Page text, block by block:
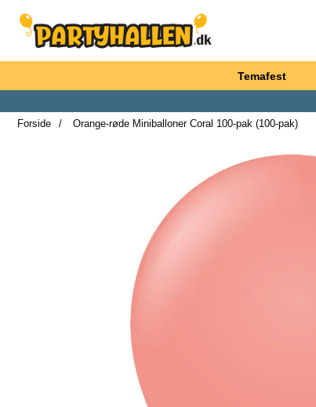
Startside for Partyhallen AB
Temafest
Forside
Orange-røde Miniballoner Coral 100-pak (100-pak)